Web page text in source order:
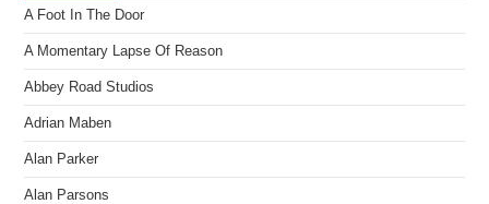
A Foot In The Door
A Momentary Lapse Of Reason
Abbey Road Studios
Adrian Maben
Alan Parker
Alan Parsons